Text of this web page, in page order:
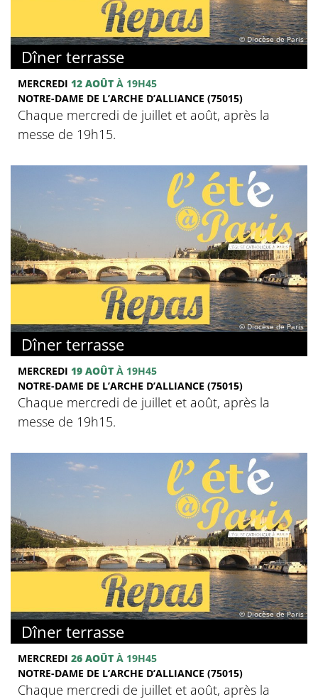
© Diocèse de Paris
Dîner terrasse
MERCREDI 12 AOÛT À 19H45
NOTRE-DAME DE L’ARCHE D’ALLIANCE (75015)
Chaque mercredi de juillet et août, après la
messe de 19h15.
© Diocèse de Paris
Dîner terrasse
MERCREDI 19 AOÛT À 19H45
NOTRE-DAME DE L’ARCHE D’ALLIANCE (75015)
Chaque mercredi de juillet et août, après la
messe de 19h15.
© Diocèse de Paris
Dîner terrasse
MERCREDI 26 AOÛT À 19H45
NOTRE-DAME DE L’ARCHE D’ALLIANCE (75015)
Chaque mercredi de juillet et août, après la